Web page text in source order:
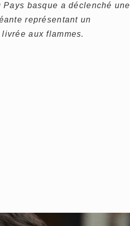
basque a déclenché une
représentant un
aux flammes.